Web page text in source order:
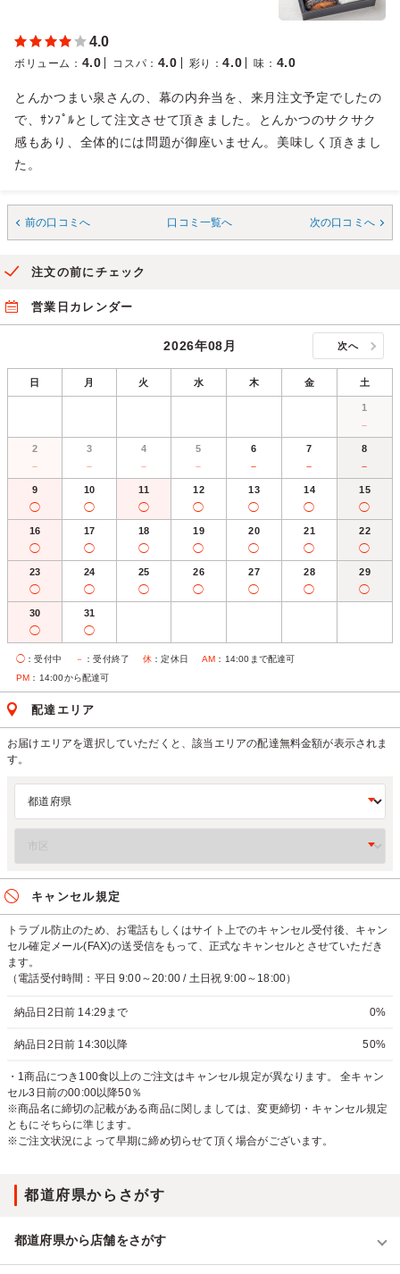
4.0
ボリューム ： 4.0 コスパ ： 4.0 彩り ：4.0 味 ： 4.0
とんかつまい泉さんの、幕の内弁当を、来月注文予定でしたの
で、ｻﾝﾌﾟﾙとして注文させて頂きました。とんかつのサクサク
感もあり、全体的には問題が御座いません。美味しく頂きまし
た。
前の口コミへ 口コミ一覧へ 次の口コミへ
注文の前にチェック
営業日カレンダー
2026年08月 次へ
日 月 火 水 木 金 土
1
－
2
－
3
－
4
－
5
－
6
－
7
－
8
－
9
◯
10
◯
11
◯
12
◯
13
◯
14
◯
15
◯
16
◯
17
◯
18
◯
19
◯
20
◯
21
◯
22
◯
23
◯
24
◯
25
◯
26
◯
27
◯
28
◯
29
◯
30
◯
31
◯
◯ ：受付中 － ：受付終了 休 ：定休日 AM ：14:00まで配達可
PM ：14:00から配達可
配達エリア
お届けエリアを選択していただくと、該当エリアの配達無料金額が表示されま
す。
キャンセル規定
トラブル防止のため、お電話もしくはサイト上でのキャンセル受付後、キャン
セル確定メール(FAX)の送受信をもって、正式なキャンセルとさせていただき
ます。
（電話受付時間：平日 9:00～20:00 / 土日祝 9:00～18:00）
納品日2日前 14:29まで 0%
納品日2日前 14:30以降 50%
・1商品につき100食以上のご注文はキャンセル規定が異なります。 全キャン
セル3日前の00:00以降50％
※商品名に締切の記載がある商品に関しましては、変更締切・キャンセル規定
ともにそちらに準じます。
※ご注文状況によって早期に締め切らせて頂く場合がございます。
都道府県からさがす
都道府県から店舗をさがす